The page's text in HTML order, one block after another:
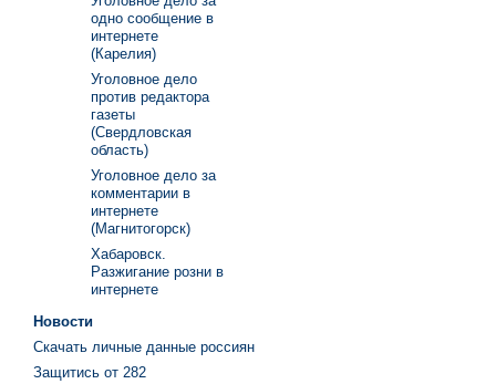
одно сообщение в
интернете
(Карелия)
Уголовное дело
против редактора
газеты
(Свердловская
область)
Уголовное дело за
комментарии в
интернете
(Магнитогорск)
Хабаровск.
Разжигание розни в
интернете
Новости
Скачать личные данные россиян
Защитись от 282